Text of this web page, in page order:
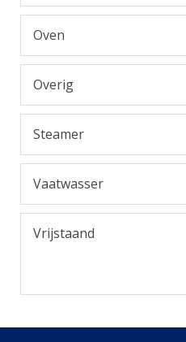
Oven
Overig
Steamer
Vaatwasser
Vrijstaand